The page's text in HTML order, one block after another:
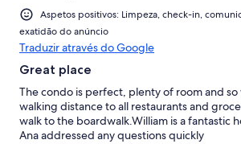
Aspetos positivos: Limpeza, check-in,
exatidão do anúncio
Traduzir através do Google
Great place
The condo is perfect, plenty of room and
walking distance to all restaurants and
walk to the boardwalk.William is a fantastic
Ana addressed any questions quickly